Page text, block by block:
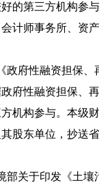
的第三方机构参
计师事务所、资
府性融资担保、
性融资担保、
机构参与。本级
股东单位，抄送
关于印发《土壤